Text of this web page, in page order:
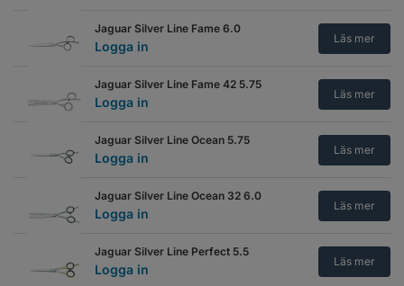
Jaguar Silver Line Fame 6.0
Logga in
Läs mer
Jaguar Silver Line Fame 42 5.75
Logga in
Läs mer
Jaguar Silver Line Ocean 5.75
Logga in
Läs mer
Jaguar Silver Line Ocean 32 6.0
Logga in
Läs mer
Jaguar Silver Line Perfect 5.5
Logga in
Läs mer